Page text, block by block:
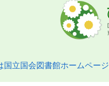
国立国会図書館ホームページ